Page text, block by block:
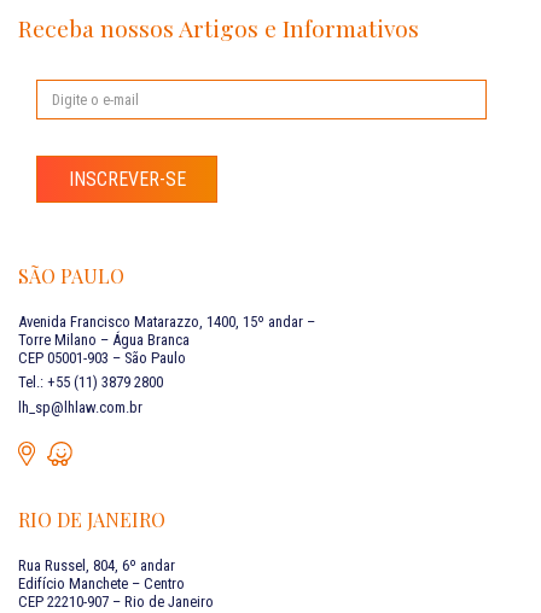
Receba nossos Artigos e Informativos
INSCREVER-SE
SÃO PAULO
Avenida Francisco Matarazzo, 1400, 15º andar –
Torre Milano – Água Branca
CEP 05001-903 – São Paulo
Tel.: +55 (11) 3879 2800
lh_sp@lhlaw.com.br
RIO DE JANEIRO
Rua Russel, 804, 6º andar
Edifício Manchete – Centro
CEP 22210-907 – Rio de Janeiro